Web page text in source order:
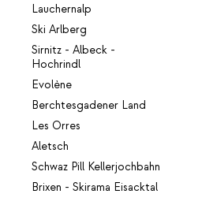
Lauchernalp
Ski Arlberg
Sirnitz - Albeck -
Hochrindl
Evolène
Berchtesgadener Land
Les Orres
Aletsch
Schwaz Pill Kellerjochbahn
Brixen - Skirama Eisacktal